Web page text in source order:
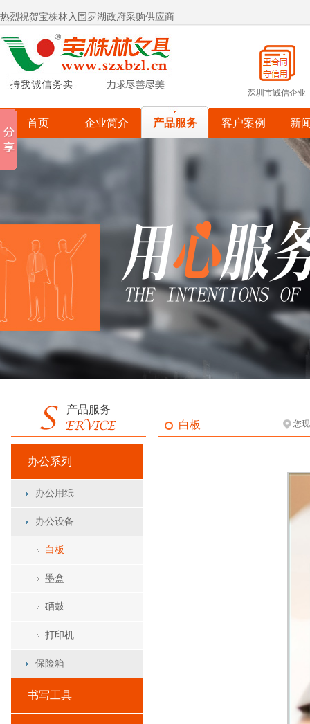
热烈祝贺宝株林入围罗湖政府采购供应商
宝株林关爱自闭症儿童
宝株林关爱自闭症儿童
深圳市诚信企业
首页 企业简介 产品服务 客户案例 新
产品服务
办公系列
办公用纸
办公设备
白板
墨盒
硒鼓
打印机
保险箱
书写工具
白板 您